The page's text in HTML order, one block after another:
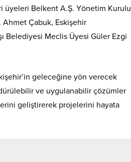
üyeleri Belkent A.Ş. Yönetim Kurulu
Ahmet Çabuk, Eskişehir
Belediyesi Meclis Üyesi Güler Ezgi
geleceğine yön verecek
ve uygulanabilir çözümler
geliştirerek projelerini hayata